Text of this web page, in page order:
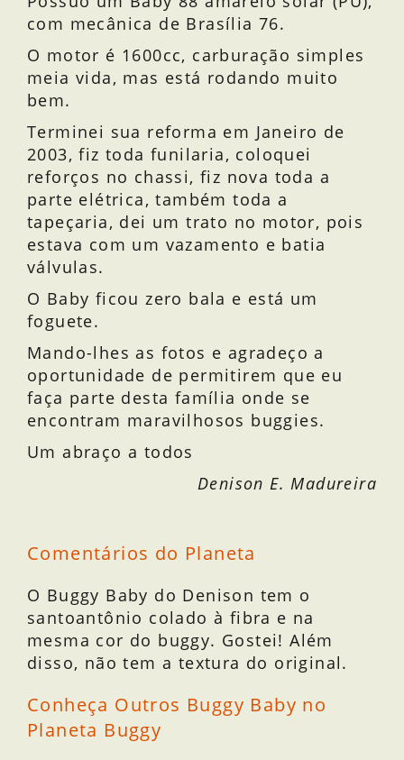
com mecânica de Brasília 76.
O motor é 1600cc, carburação simples
meia vida, mas está rodando muito
bem.
Terminei sua reforma em Janeiro de
2003, fiz toda funilaria, coloquei
reforços no chassi, fiz nova toda a
parte elétrica, também toda a
tapeçaria, dei um trato no motor, pois
estava com um vazamento e batia
válvulas.
O Baby ficou zero bala e está um
foguete.
Mando-lhes as fotos e agradeço a
oportunidade de permitirem que eu
faça parte desta família onde se
encontram maravilhosos buggies.
Um abraço a todos
Denison E. Madureira
Comentários do Planeta
O Buggy Baby do Denison tem o
santoantônio colado à fibra e na
mesma cor do buggy. Gostei! Além
disso, não tem a textura do original.
Conheça Outros Buggy Baby no
Planeta Buggy